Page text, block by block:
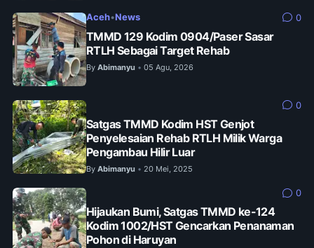
Aceh•News 0
TMMD 129 Kodim 0904/Paser Sasar
RTLH Sebagai Target Rehab
By Abimanyu • 05 Agu, 2026
0
Satgas TMMD Kodim HST Genjot
Penyelesaian Rehab RTLH Milik Warga
Pengambau Hilir Luar
By Abimanyu • 20 Mei, 2025
0
Hijaukan Bumi, Satgas TMMD ke-124
Kodim 1002/HST Gencarkan Penanaman
Pohon di Haruyan